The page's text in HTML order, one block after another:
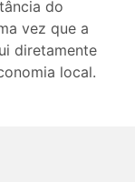
do
vez que a
diretamente
local.